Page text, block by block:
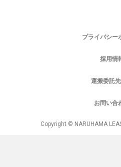
プライバシー
採用情
運搬委託
お問い合
Copyright © NARUHAMA